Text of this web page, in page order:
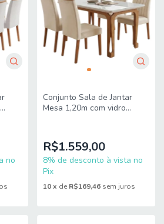
no
Conjunto Sala de Jantar
Mesa 1,20m com vidro
R$1.559,00
8% de desconto à vista no
Pix
10 x de R$169,46 sem juros